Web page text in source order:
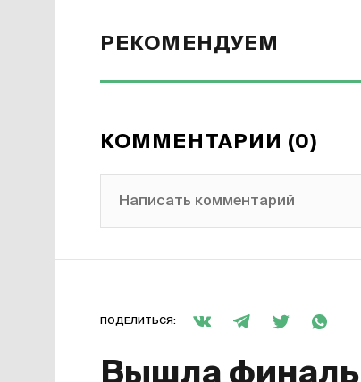
РЕКОМЕНДУЕМ
КОММЕНТАРИИ (0)
Написать комментарий
ПОДЕЛИТЬСЯ:
Вышла